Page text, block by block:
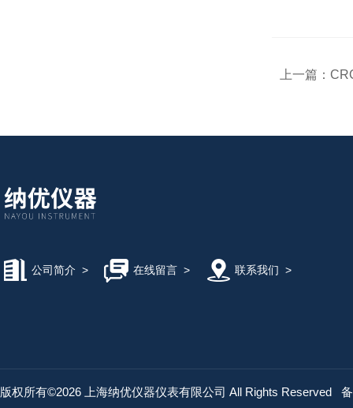
上一篇：
公司简介 > 在线留言> 联系我们 >
版权所有©2026 上海纳优仪器仪表有限公司 All Rights Reserved